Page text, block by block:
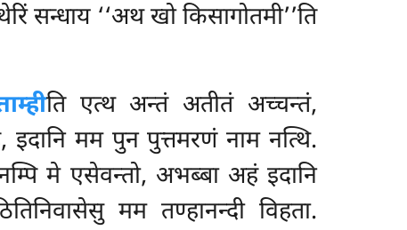
सन्धाय ‘‘अथ खो किसागोतमी’’ति
ति एत्थ अन्तं अतीतं अच्चन्तं,
मम पुन पुत्तमरणं नाम नत्थि.
मे एसेवन्तो, अभब्बा अहं इदानि
मम तण्हानन्दी विहता.